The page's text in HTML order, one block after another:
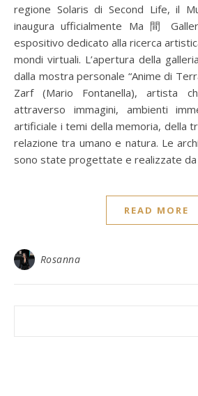
regione Solaris di Second Life, il
inaugura ufficialmente Ma 間
espositivo dedicato alla ricerca
mondi virtuali. L’apertura della
dalla mostra personale “Anime di
Zarf (Mario Fontanella), artista
attraverso immagini, ambienti
artificiale i temi della memoria, della
relazione tra umano e natura. Le
sono state progettate e realizzate
READ MORE
Rosanna